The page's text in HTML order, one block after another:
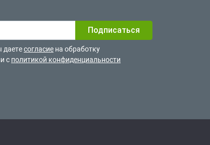
даетесогласие на обработку
с политикой конфиденциальности